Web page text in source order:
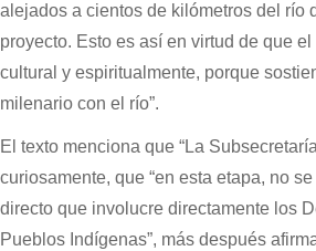
alejados a cientos de kilómetros del río
proyecto. Esto es así en virtud de que
cultural y espiritualmente, porque
milenario con el río”.
El texto menciona que “La
curiosamente, que “en esta etapa, no
directo que involucre directamente los
Pueblos Indígenas”, más después